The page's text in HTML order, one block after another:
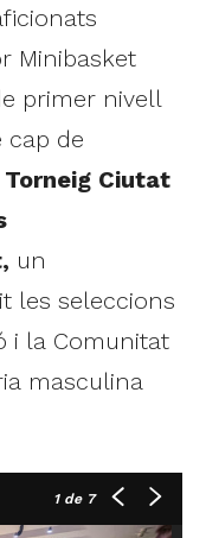
Minibasket
primer nivell
cap de
Torneig Ciutat
un
les seleccions
i la Comunitat
masculina
1de 7